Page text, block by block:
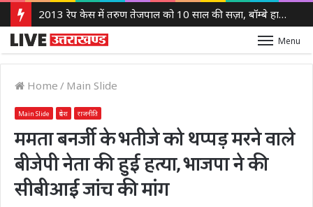
2013 रेप केस में तरुण तेजपाल को 10 साल की सज़ा, बॉम्बे हाई कोर्ट ने लगाया 10 लाख रुपये का जुर्माना
Menu
Home / Main Slide
Main Slide प्रदेश राजनीति
ममता बनर्जी के भतीजे को थप्पड़ मरने वाले
बीजेपी नेता की हुई हत्या, भाजपा ने की
सीबीआई जांच की मांग